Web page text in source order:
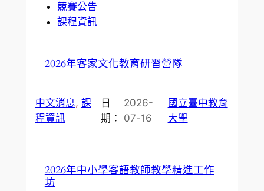
競賽公告
課程資訊
2026年客家文化教育研習營隊
中文消息, 課
程資訊
日
期：
2026-
07-16
國立臺中教育
大學
2026年中小學客語教師教學精進工作
坊